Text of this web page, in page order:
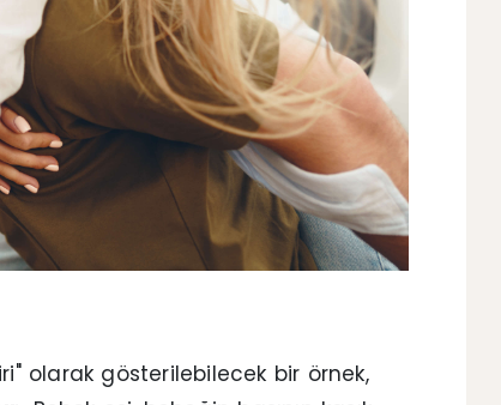
olarak gösterilebilecek bir örnek,